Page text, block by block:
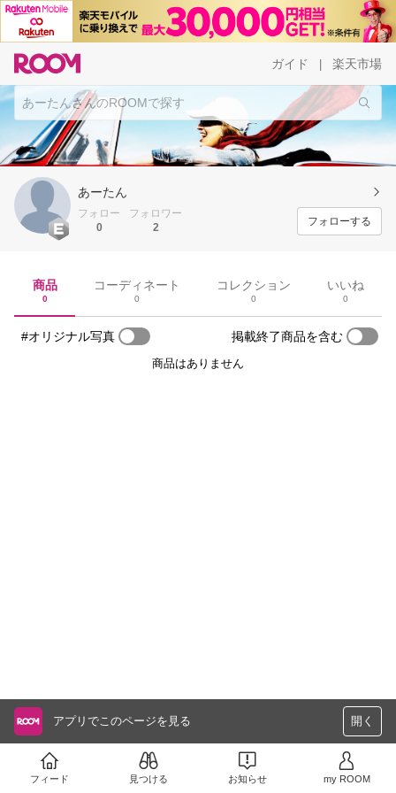
ガイド 楽天市場
あーたん
フォロー
0
フォロワー
2
フォローする
商品
0
コーディネート
0
コレクション
0
いいね
0
#オリジナル写真 掲載終了商品を含む
商品はありません
アプリでこのページを見る 開く
フィード 見つける お知らせ my ROOM